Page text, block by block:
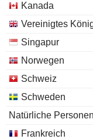
Kanada
Vereinigtes
Singapur
Norwegen
Schweiz
Schweden
Natürliche Personen
Frankreich